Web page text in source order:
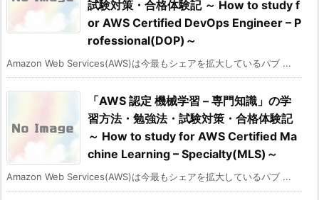
試験対策・合格体験記 ～ How to study f
or AWS Certified DevOps Engineer – P
rofessional(DOP)～
Amazon Web Services(AWS)は今最もシェアを拡大しているパブ ...
「AWS 認定 機械学習 – 専門知識」の学
習方法・勉強法・試験対策・合格体験記
～ How to study for AWS Certified Ma
chine Learning – Specialty(MLS)～
Amazon Web Services(AWS)は今最もシェアを拡大しているパブ ...